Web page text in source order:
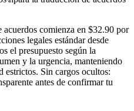
comienza en $32.90 por
legales estándar desde
el presupuesto según la
y la urgencia, manteniendo
estrictos. Sin cargos ocultos:
antes de confirmar tu